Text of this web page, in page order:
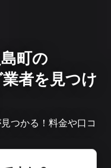
町の
者を見つけ
つかる！料金や口コ